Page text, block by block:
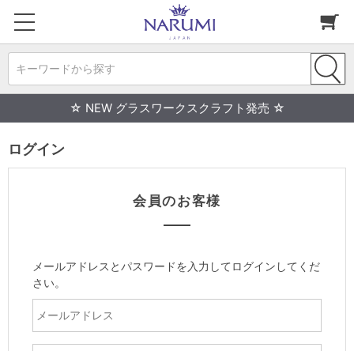
キーワードから探す
☆ NEW グラスワークスクラフト発売 ☆
ログイン
会員のお客様
メールアドレスとパスワードを入力してログインしてくだ
さい。